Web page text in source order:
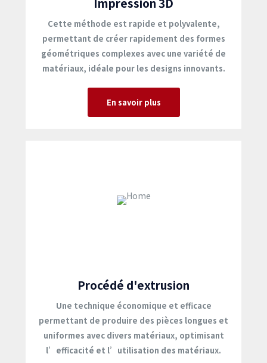
Cette méthode est rapide et polyvalente,
permettant de créer rapidement des formes
géométriques complexes avec une variété de
matériaux, idéale pour les designs innovants.
En savoir plus
Procédé d'extrusion
Une technique économique et efficace
permettant de produire des pièces longues et
uniformes avec divers matériaux, optimisant
l’efficacité et l’utilisation des matériaux.